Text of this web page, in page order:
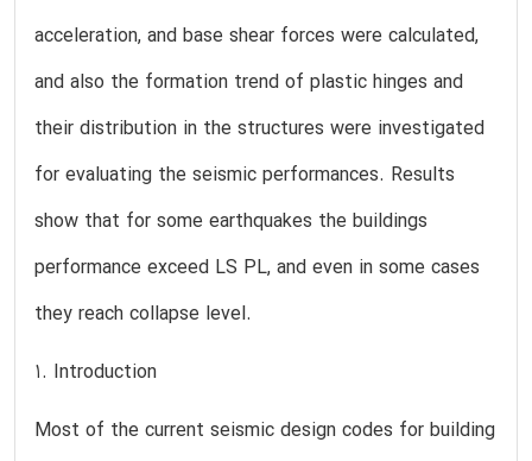
acceleration, and base shear forces were calculated,
and also the formation trend of plastic hinges and
their distribution in the structures were investigated
for evaluating the seismic performances. Results
show that for some earthquakes the buildings
performance exceed LS PL, and even in some cases
they reach collapse level.
1. Introduction
Most of the current seismic design codes for building